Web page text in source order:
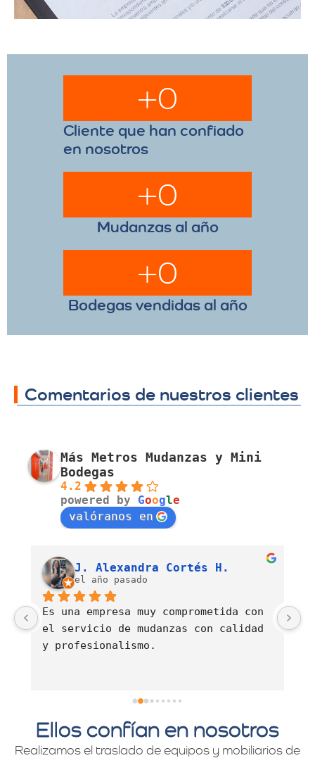
Cliente que han confiado
en nosotros
+0
Mudanzas al año
+0
Bodegas vendidas al año
+0
Comentarios de nuestros clientes
Más Metros Mudanzas y Mini
Bodegas
4.2
powered by Google
valóranos en
J. Alexandra Cortés H.
el año pasado
Es una empresa muy comprometida con
el servicio de mudanzas con calidad
y profesionalismo.
Ellos confían en nosotros
Realizamos el traslado de equipos y mobiliarios de